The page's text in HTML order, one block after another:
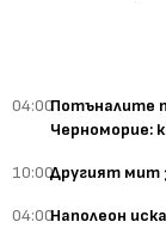
04:00Потъналите
Черноморие:
10:00Другият мит
04:00Наполеон